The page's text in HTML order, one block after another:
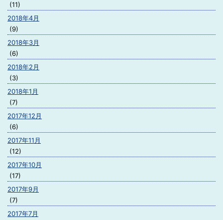
(11)
2018年4月
(9)
2018年3月
(6)
2018年2月
(3)
2018年1月
(7)
2017年12月
(6)
2017年11月
(12)
2017年10月
(17)
2017年9月
(7)
2017年7月